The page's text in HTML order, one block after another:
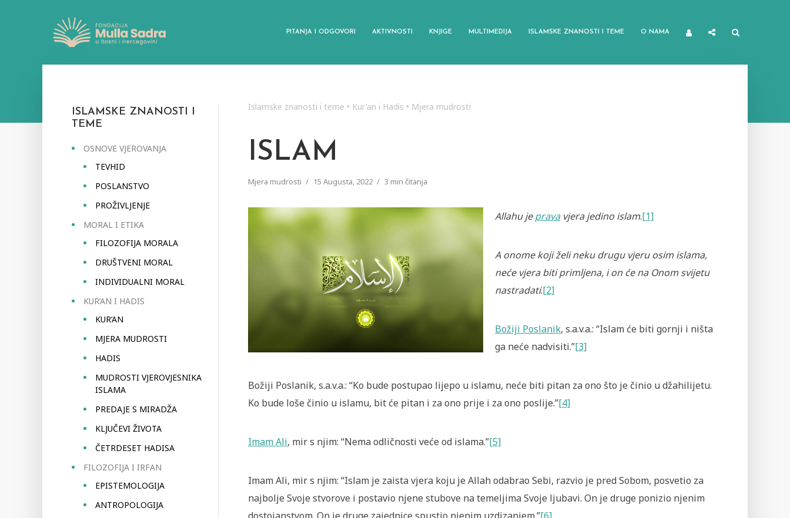
PITANJA I ODGOVORI AKTIVNOSTI KNJIGE MULTIMEDIJA ISLAMSKE ZNANOSTI I TEME O NAMA
ISLAMSKE ZNANOSTI I
TEME
OSNOVE VJEROVANJA
TEVHID
POSLANSTVO
PROŽIVLJENJE
MORAL I ETIKA
FILOZOFIJA MORALA
DRUŠTVENI MORAL
INDIVIDUALNI MORAL
KUR’AN I HADIS
KUR’AN
MJERA MUDROSTI
HADIS
MUDROSTI VJEROVJESNIKA
ISLAMA
PREDAJE S MIRADŽA
KLJUČEVI ŽIVOTA
ČETRDESET HADISA
FILOZOFIJA I IRFAN
EPISTEMOLOGIJA
ANTROPOLOGIJA
Islamske znanosti i teme • Kur'an i Hadis • Mjera mudrosti
ISLAM
Mjera mudrosti 15 Augusta, 2022 3 min čitanja
Allahu jepravavjera jedino islam.[1]
A onome koji želi neku drugu vjeru osim islama,
neće vjera biti primljena, i on će na Onom svijetu
nastradati.[2]
Božiji Poslanik, s.a.v.a.: “Islam će biti gornji i ništa
ga neće nadvisiti.”[3]
Božiji Poslanik, s.a.v.a.: “Ko bude postupao lijepo u islamu, neće biti pitan za ono što je činio u džahilijetu.
Ko bude loše činio u islamu, bit će pitan i za ono prije i za ono poslije.”[4]
Imam Ali, mir s njim: “Nema odličnosti veće od islama.”[5]
Imam Ali, mir s njim: “Islam je zaista vjera koju je Allah odabrao Sebi, razvio je pred Sobom, posvetio za
najbolje Svoje stvorove i postavio njene stubove na temeljima Svoje ljubavi. On je druge ponizio njenim